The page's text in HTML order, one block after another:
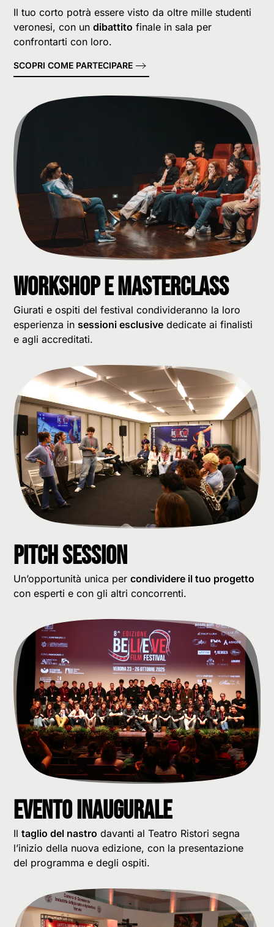
Il tuo corto potrà essere visto da oltre mille studenti
veronesi, con undibattito finale in sala per
confrontarti con loro.
SCOPRI COME PARTECIPARE
Workshop e masterclass
Giurati e ospiti del festival condivideranno la loro
esperienza in sessioni esclusive dedicate ai finalisti
e agli accreditati.
Pitch session
Un’opportunità unica percondividere il tuo progetto
con esperti e con gli altri concorrenti.
Evento inaugurale
Iltaglio del nastro davanti al Teatro Ristori segna
l’inizio della nuova edizione, con la presentazione
del programma e degli ospiti.